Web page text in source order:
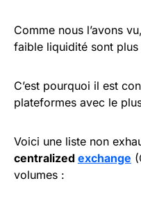
Comme nous l’avons
faible liquidité sont plus
C’est pourquoi il est
plateformes avec le
Voici une liste non
centralized exchange
volumes :